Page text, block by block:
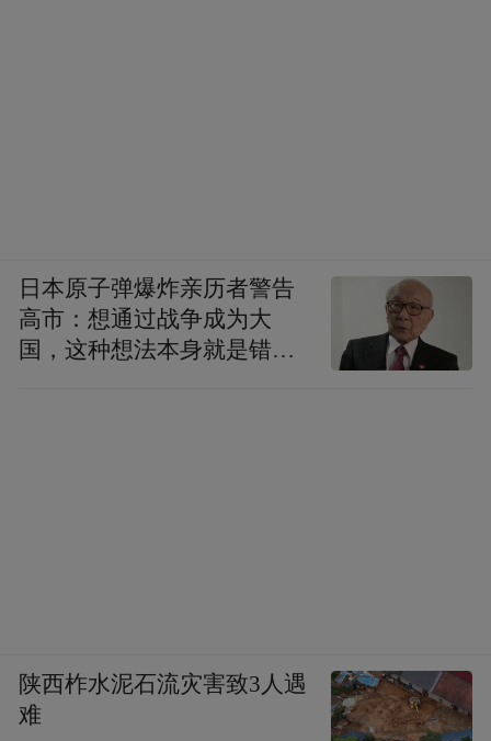
日本原子弹爆炸亲历者警告
高市：想通过战争成为大
国，这种想法本身就是错误
陕西柞水泥石流灾害致3人遇
难